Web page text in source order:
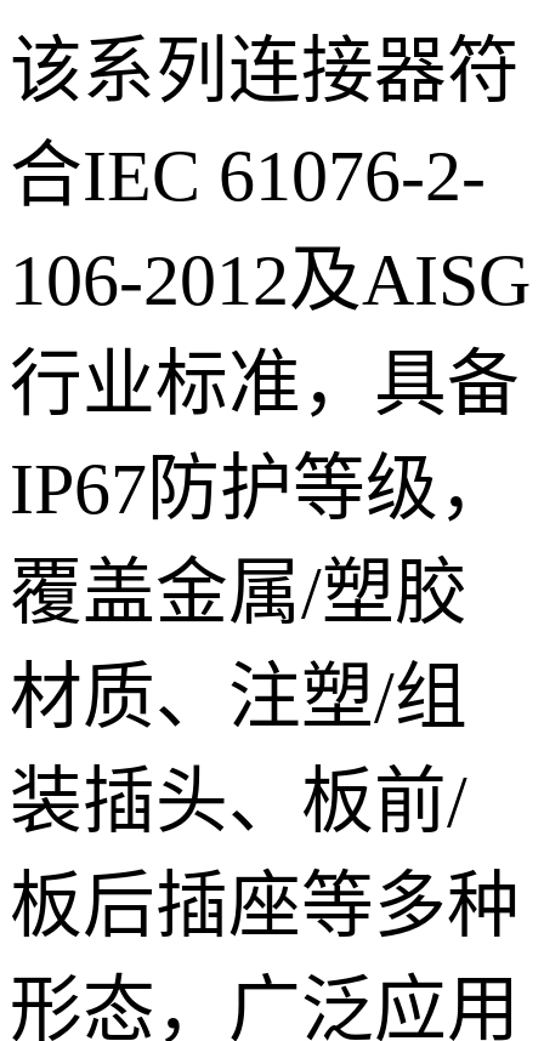
该系列连接器符
合IEC 61076-2-
106-2012及AISG
行业标准，具备
IP67防护等级，
覆盖金属/塑胶
材质、注塑/组
装插头、板前/
板后插座等多种
形态，广泛应用